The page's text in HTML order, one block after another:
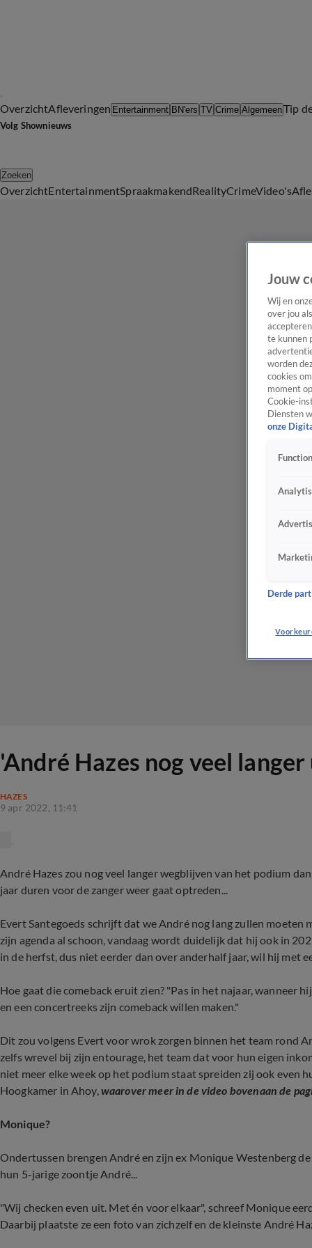
OverzichtAfleveringen Entertainment BN'ers TV Crime AlgemeenTip
Volg Shownieuws
Zoeken
OverzichtEntertainmentSpraakmakendRealityCrimeVideo's
'André Hazes nog veel
HAZES
9 apr 2022, 11:41
André Hazes zou nog veel langer wegblijven van het podium
jaar duren voor de zanger weer gaat optreden...
Evert Santegoeds schrijft dat we André nog lang zullen moeten
zijn agenda al schoon, vandaag wordt duidelijk dat hij ook in
in de herfst, dus niet eerder dan over anderhalf jaar, wil hij met
Hoe gaat die comeback eruit zien? "Pas in het najaar, wanneer
en een concertreeks zijn comeback willen maken."
Dit zou volgens Evert voor wrok zorgen binnen het team rond
zelfs wrevel bij zijn entourage, het team dat voor hun eigen
niet meer elke week op het podium staat spreiden zij ook even
Hoogkamer in Ahoy,waarover meer in de video bovenaan de
Monique?
Ondertussen brengen André en zijn ex Monique Westenberg
hun 5-jarige zoontje André...
"Wij checken even uit. Met én voor elkaar", schreef Monique
Daarbij plaatste ze een foto van zichzelf en de kleinste André
Jouw
Wij en
over jou
te kunnen
worden
cookies
moment
Cookie-
Diensten
onze
Derde